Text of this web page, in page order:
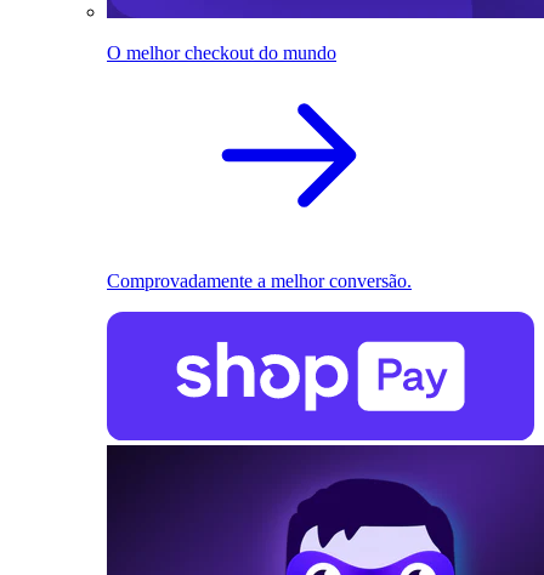
O melhor checkout do mundo
Comprovadamente a melhor conversão.